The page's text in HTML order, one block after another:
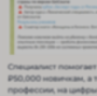
Специалист
₽50,000 новичкам, а
профессии, на